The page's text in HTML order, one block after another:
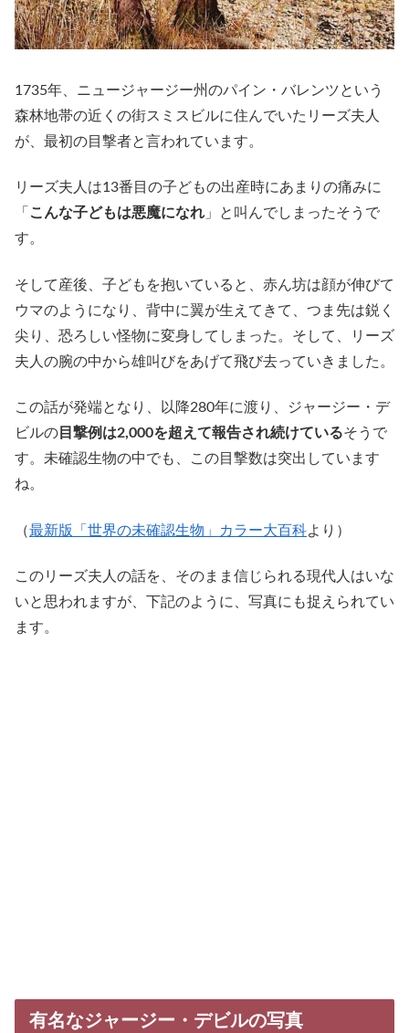
1735年、ニュージャージー州のパイン・バレンツという
森林地帯の近くの街スミスビルに住んでいたリーズ夫人
が、最初の目撃者と言われています。
リーズ夫人は13番目の子どもの出産時にあまりの痛みに
「 こんな子どもは悪魔になれ 」と叫んでしまったそうで
す。
そして産後、子どもを抱いていると、赤ん坊は顔が伸びて
ウマのようになり、背中に翼が生えてきて、つま先は鋭く
尖り、恐ろしい怪物に変身してしまった。そして、リーズ
夫人の腕の中から雄叫びをあげて飛び去っていきました。
この話が発端となり、以降280年に渡り、ジャージー・デ
ビルの 目撃例は2,000を超えて報告され続けているそうで
す。未確認生物の中でも、この目撃数は突出しています
ね。
（最新版「世界の未確認生物」カラー大百科より）
このリーズ夫人の話を、そのまま信じられる現代人はいな
いと思われますが、下記のように、写真にも捉えられてい
ます。
有名なジャージー・デビルの写真